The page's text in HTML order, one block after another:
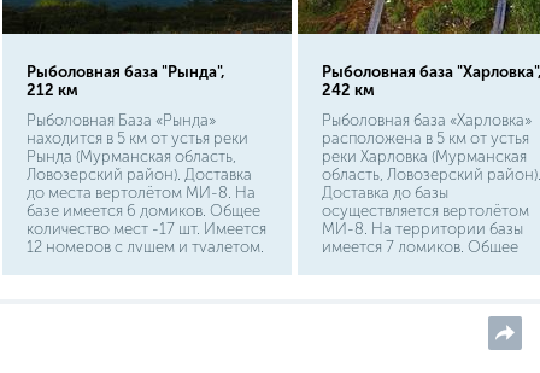
Рыболовная база "Рында",
212 км
Рыболовная База «Рында»
находится в 5 км от устья реки
Рында (Мурманская область,
Ловозерский район). Доставка
до места вертолётом МИ-8. На
базе имеется 6 домиков. Общее
количество мест -17 шт. Имеется
12 номеров с душем и туалетом.
Рыболовная база
242 км
Рыболовная база «Харловка»
расположена в 5 км от устья
реки Харловка (Мурманская
область, Ловозерский район).
Доставка до базы
осуществляется вертолётом
МИ-8. На территории базы
имеется 7 домиков. Общее
двухместных номера с
туалетом. На территории
расположена баня и салон